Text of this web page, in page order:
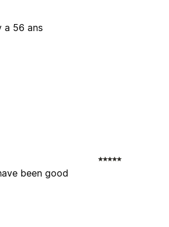
a 56 ans
been good